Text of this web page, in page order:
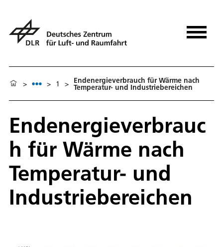
> > 1 > Endenergieverbrauch für Wärme nach
Temperatur- und Industriebereichen
Endenergieverbrauc
h für Wärme nach
Temperatur- und
Industriebereichen